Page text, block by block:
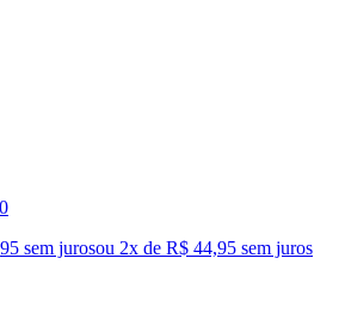
sem jurosou 2x de R$ 44,95 sem juros